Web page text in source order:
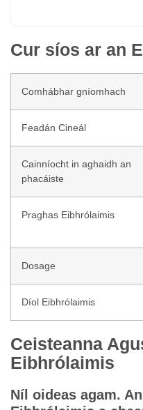
Cur síos ar an
Comhábhar gníomhach
Feadán Cineál
Cainníocht in aghaidh an
phacáiste
Praghas Eibhrólaimis
Dosage
Díol Eibhrólaimis
Ceisteanna
Eibhrólaimis
Níl oideas agam.